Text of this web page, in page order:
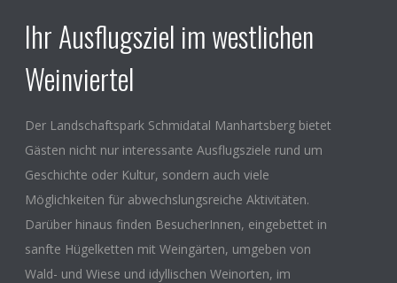
Ihr Ausflugsziel im westlichen
Weinviertel
Der Landschaftspark Schmidatal Manhartsberg bietet
Gästen nicht nur interessante Ausflugsziele rund um
Geschichte oder Kultur, sondern auch viele
Möglichkeiten für abwechslungsreiche Aktivitäten.
Darüber hinaus finden BesucherInnen, eingebettet in
sanfte Hügelketten mit Weingärten, umgeben von
Wald- und Wiese und idyllischen Weinorten, im